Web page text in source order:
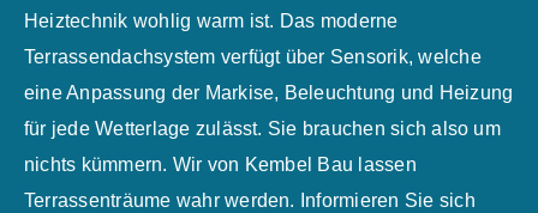
Heiztechnik wohlig warm ist. Das moderne
Terrassendachsystem verfügt über Sensorik, welche
eine Anpassung der Markise, Beleuchtung und Heizung
für jede Wetterlage zulässt. Sie brauchen sich also um
nichts kümmern. Wir von Kembel Bau lassen
Terrassenträume wahr werden. Informieren Sie sich